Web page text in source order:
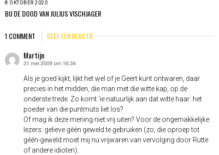
8 OKTOBER 2020
BIJ DE DOOD VAN JULIUS VISCHJAGER
1 COMMENT GEEF EEN REACTIE
Martijn
schreef:
31 mei 2009 om 16:34
Als je goed kijkt, lijkt het wel of je Geert kunt ontwaren, daar
precies in het midden, die man met die witte kap, op de
onderste trede. Zo komt ‘ie natuurlijk aan dat witte haar: het
poeder van die puntmuts liet los?
Of mag ik deze mening niet vrij uiten? Voor de ongemakkelijke
lezers: gelieve géén geweld te gebruiken (zo, die oproep tot
géén-geweld moet mij nu vrijwaren van vervolging door Rutte
of andere idioten).